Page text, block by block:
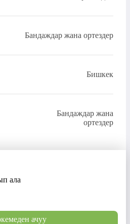
Бандаждар жана ортездер
Бишкек
Бандаждар жана
ортездер
ала
ачуу